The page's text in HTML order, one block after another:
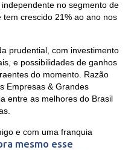
no segmento de
crescido 21% ao ano nos
prudential, com investimento
e possibilidades de ganhos
do momento. Razão
Empresas & Grandes
entre as melhores do Brasil
e com uma franquia
mesmo esse